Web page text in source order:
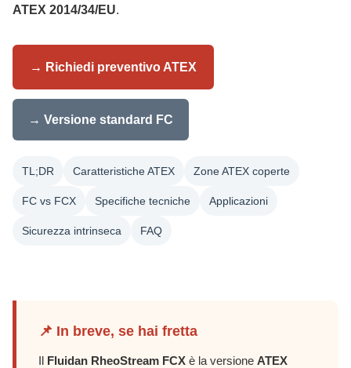
ATEX 2014/34/EU.
→ Richiedi preventivo ATEX
→ Versione standard FC
TL;DR Caratteristiche ATEX Zone ATEX coperte
FC vs FCX Specifiche tecniche Applicazioni
Sicurezza intrinseca FAQ
📌 In breve, se hai fretta
Il Fluidan RheoStream FCX è la versione ATEX